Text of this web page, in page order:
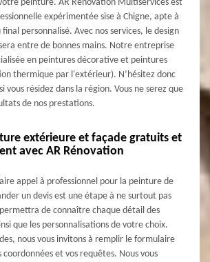
peinture. AR Rénovation Multiservices est
expérimentée sise à Chigne, apte à
personnalisé. Avec nos services, le design
entre de bonnes mains. Notre entreprise
en peintures décorative et peintures
thermique par l'extérieur). N’hésitez donc
vous résidez dans la région. Vous ne serez que
de nos prestations.
extérieure et façade gratuits et
avec AR Rénovation
appel à professionnel pour la peinture de
un devis est une étape à ne surtout pas
de connaître chaque détail des
que les personnalisations de votre choix.
nous vous invitons à remplir le formulaire
et vos requêtes. Nous vous